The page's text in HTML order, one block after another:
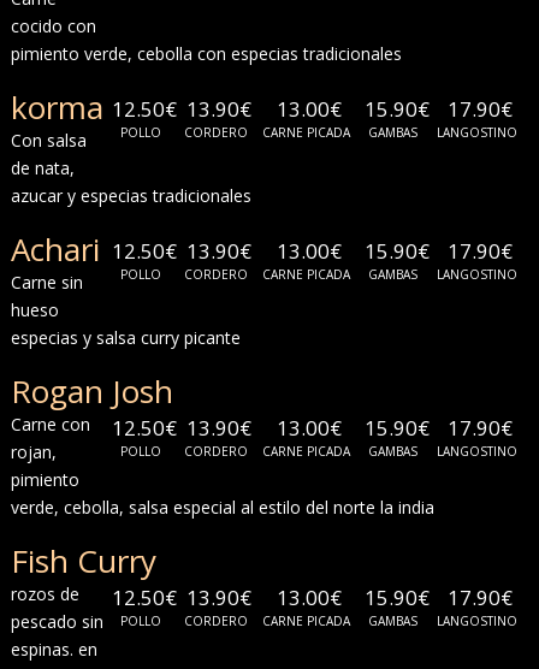
cocido con
pimiento verde, cebolla con especias tradicionales
korma 12.50€
POLLO
13.90€
CORDERO
13.00€
CARNE PICADA
15.90€
GAMBAS
17.90€
LANGOSTINO
Con salsa
de nata,
azucar y especias tradicionales
Achari 12.50€
POLLO
13.90€
CORDERO
13.00€
CARNE PICADA
15.90€
GAMBAS
17.90€
LANGOSTINO
Carne sin
hueso
especias y salsa curry picante
Rogan Josh
12.50€
POLLO
13.90€
CORDERO
13.00€
CARNE PICADA
15.90€
GAMBAS
17.90€
LANGOSTINO
Carne con
rojan,
pimiento
verde, cebolla, salsa especial al estilo del norte la india
Fish Curry
12.50€
POLLO
13.90€
CORDERO
13.00€
CARNE PICADA
15.90€
GAMBAS
17.90€
LANGOSTINO
rozos de
pescado sin
espinas. en